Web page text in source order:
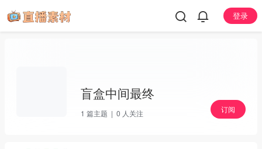
登录
盲盒中间最终
1 篇主题 | 0 人关注 订阅